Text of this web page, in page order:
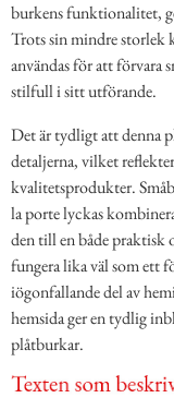
burkens funktionalitet,
Trots sin mindre storlek
användas för att förvara
stilfull i sitt utförande.
Det är tydligt att denna
detaljerna, vilket
kvalitetsprodukter.
la porte lyckas
den till en både praktisk
fungera lika väl som ett
iögonfallande del av
hemsida ger en tydlig
plåtburkar.